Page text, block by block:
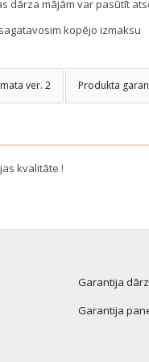
dārza mājām var pasūtīt
kopējo izmaksu
ver. 2 Produkta
kvalitāte !
Garantija
Garantija